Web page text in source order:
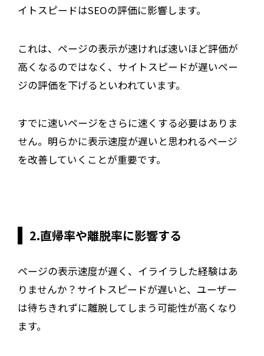
イトスピードはSEOの評価に影響します。
これは、ページの表示が速ければ速いほど評価が
高くなるのではなく、サイトスピードが遅いペー
ジの評価を下げるといわれています。
すでに速いページをさらに速くする必要はありま
せん。明らかに表示速度が遅いと思われるページ
を改善していくことが重要です。
2.直帰率や離脱率に影響する
ページの表示速度が遅く、イライラした経験はあ
りませんか？サイトスピードが遅いと、ユーザー
は待ちきれずに離脱してしまう可能性が高くなり
ます。